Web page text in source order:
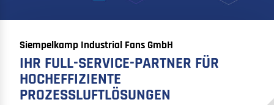
Siempelkamp Industrial Fans GmbH
IHR FULL-SERVICE-PARTNER FÜR
HOCHEFFIZIENTE
PROZESSLUFTLÖSUNGEN